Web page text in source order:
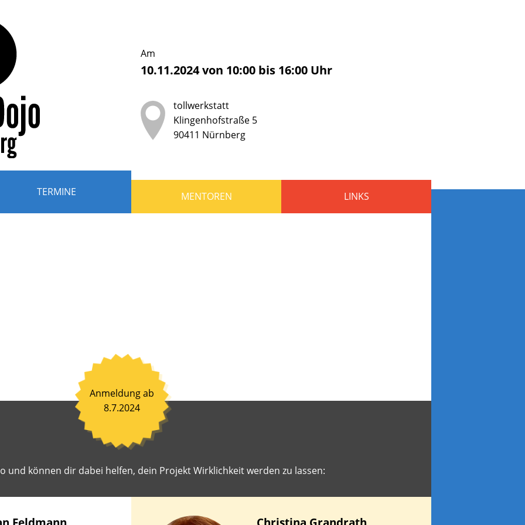
Am
10.11.2024von 10:00 bis 16:00 Uhr
tollwerkstatt
Klingenhofstraße 5
90411 Nürnberg
TERMINE MENTOREN LINKS
Anmeldung ab
8.7.2024
und können dir dabei helfen, dein Projekt Wirklichkeit werden zu lassen: